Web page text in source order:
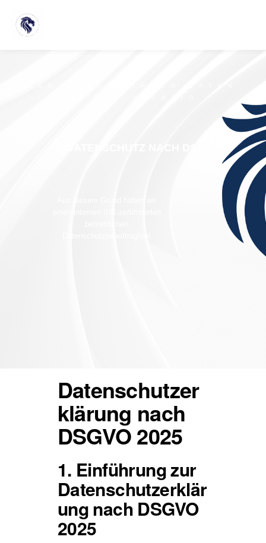
Datenschutzer
klärung nach
DSGVO 2025
1. Einführung zur
Datenschutzerklär
ung nach DSGVO
2025